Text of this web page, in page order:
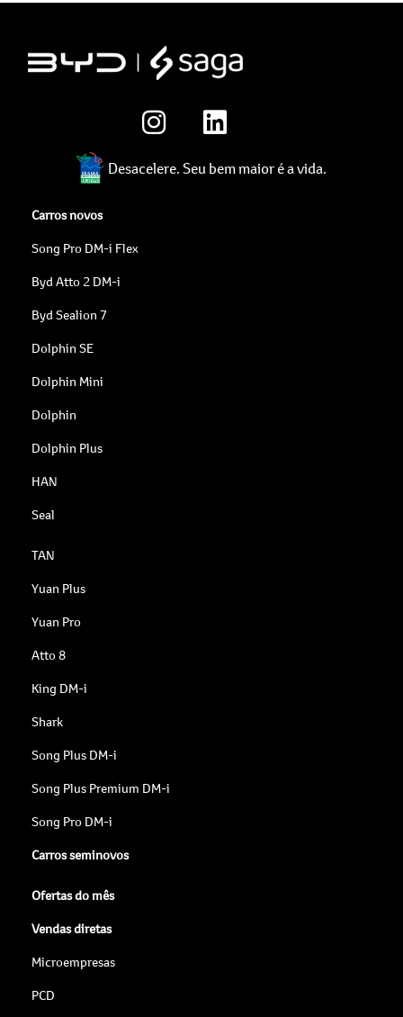
Desacelere. Seu bem maior é a vida.
Carros novos
Song Pro DM-i Flex
Byd Atto 2 DM-i
Byd Sealion 7
Dolphin SE
Dolphin Mini
Dolphin
Dolphin Plus
HAN
Seal
TAN
Yuan Plus
Yuan Pro
Atto 8
King DM-i
Shark
Song Plus DM-i
Song Plus Premium DM-i
Song Pro DM-i
Carros seminovos
Ofertas do mês
Vendas diretas
Microempresas
PCD